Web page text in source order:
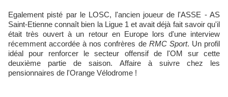
Egalement pisté par le LOSC, l'ancien joueur de l'ASSE - AS
Saint-Etienne connaît bien la Ligue 1 et avait déjà fait savoir qu'il
était très ouvert à un retour en Europe lors d'une interview
récemment accordée à nos confrères de RMC Sport. Un profil
idéal pour renforcer le secteur offensif de l'OM sur cette
deuxième partie de saison. Affaire à suivre chez les
pensionnaires de l'Orange Vélodrome !